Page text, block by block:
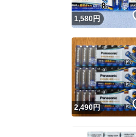
1,580円
2,490円